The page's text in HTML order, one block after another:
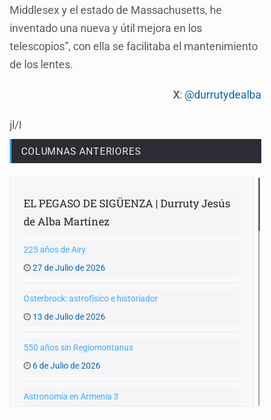
Middlesex y el estado de Massachusetts, he
inventado una nueva y útil mejora en los
telescopios”, con ella se facilitaba el mantenimiento
de los lentes.
X: @durrutydealba
jl/I
COLUMNAS ANTERIORES
EL PEGASO DE SIGÜENZA | Durruty Jesús
de Alba Martínez
225 años de Airy
27 de Julio de 2026
Osterbrock: astrofísico e historiador
13 de Julio de 2026
550 años sin Regiomontanus
6 de Julio de 2026
Astronomía en Armenia 3